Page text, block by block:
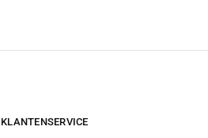
KLANTENSERVICE